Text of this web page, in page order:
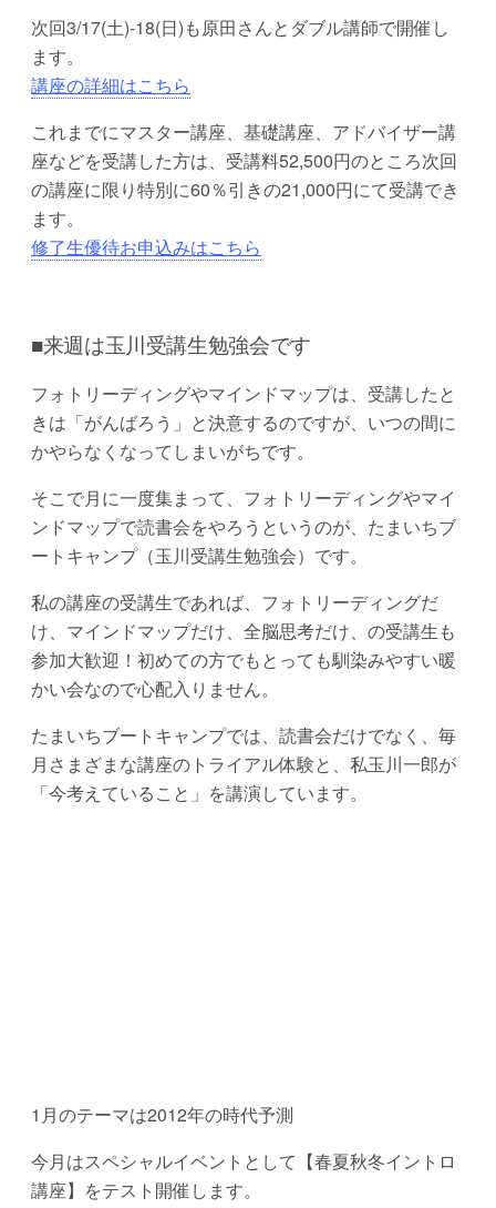
次回3/17(土)-18(日)も原田さんとダブル講師で開催し
ます。
講座の詳細はこちら
これまでにマスター講座、基礎講座、アドバイザー講
座などを受講した方は、受講料52,500円のところ次回
の講座に限り特別に60％引きの21,000円にて受講でき
ます。
修了生優待お申込みはこちら
■来週は玉川受講生勉強会です
フォトリーディングやマインドマップは、受講したと
きは「がんばろう」と決意するのですが、いつの間に
かやらなくなってしまいがちです。
そこで月に一度集まって、フォトリーディングやマイ
ンドマップで読書会をやろうというのが、たまいちブ
ートキャンプ（玉川受講生勉強会）です。
私の講座の受講生であれば、フォトリーディングだ
け、マインドマップだけ、全脳思考だけ、の受講生も
参加大歓迎！初めての方でもとっても馴染みやすい暖
かい会なので心配入りません。
たまいちブートキャンプでは、読書会だけでなく、毎
月さまざまな講座のトライアル体験と、私玉川一郎が
「今考えていること」を講演しています。
1月のテーマは2012年の時代予測
今月はスペシャルイベントとして【春夏秋冬イントロ
講座】をテスト開催します。